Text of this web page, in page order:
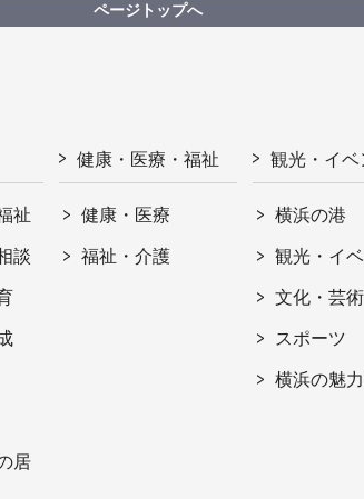
ページトップへ
祉
談
居
健康・医療・福祉
健康・医療
福祉・介護
観光・イベ
横浜の港
観光・イ
文化・芸術
スポーツ
横浜の魅